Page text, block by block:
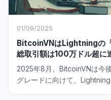
01/09/2025
BitcoinVNはLightningの「
総取引額は100万ドル超に
2025年8月、BitcoinVNは今
グレードに向けて、